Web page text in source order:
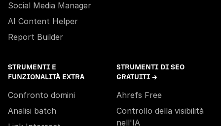
Social Media Manager
AI Content Helper
Report Builder
STRUMENTI E
FUNZIONALITÀ EXTRA
Confronto domini
Analisi batch
STRUMENTI DI SEO
GRATUITI →
Ahrefs Free
Controllo della visibilità
nell'IA